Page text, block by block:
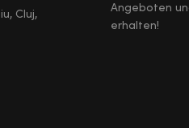
Cluj,
Angeboten
erhalten!